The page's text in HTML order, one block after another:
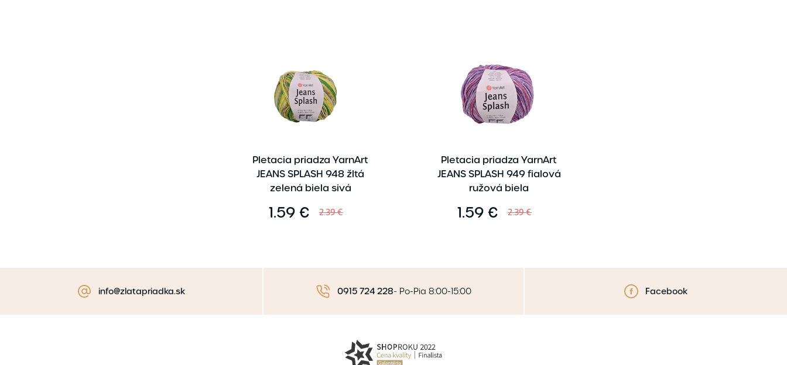
Pletacia priadza YarnArt
JEANS SPLASH 948 žltá
zelená biela sivá
1.59 € 2.39 €
Pletacia priadza YarnArt
JEANS SPLASH 949 fialová
ružová biela
1.59 € 2.39 €
info@zlatapriadka.sk 0915 724 228- Po-Pia 8:00-15:00 Facebook